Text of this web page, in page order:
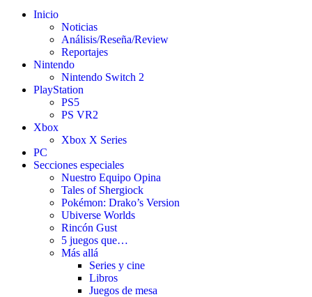
Inicio
Noticias
Análisis/Reseña/Review
Reportajes
Nintendo
Nintendo Switch 2
PlayStation
PS5
PS VR2
Xbox
Xbox X Series
PC
Secciones especiales
Nuestro Equipo Opina
Tales of Shergiock
Pokémon: Drako’s Version
Ubiverse Worlds
Rincón Gust
5 juegos que…
Más allá
Series y cine
Libros
Juegos de mesa